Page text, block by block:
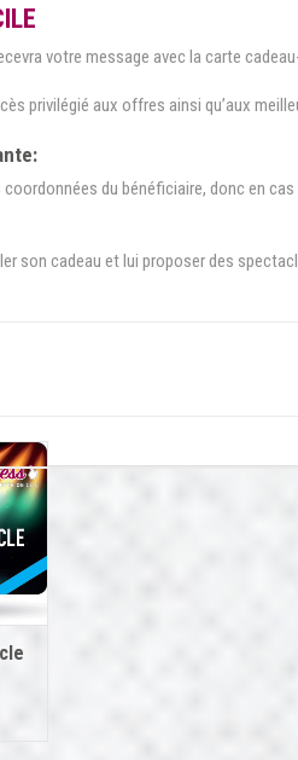
votre message avec la carte
privilégié aux offres ainsi qu’aux
du bénéficiaire, donc en
son cadeau et lui proposer des